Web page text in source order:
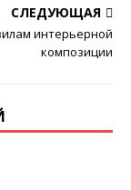
СЛЕДУЮЩАЯ
интерьерной
композиции